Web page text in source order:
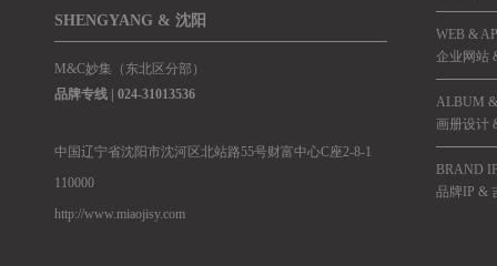
SHENGYANG & 沈阳
M&C妙集（东北区分部）
品牌专线 | 024-31013536
中国辽宁省沈阳市沈河区北站路55号财富中心C座2-8-1
110000
http://www.miaojisy.com
WEB &
企业网站
ALBUM
画册设计
BRAND
品牌IP &